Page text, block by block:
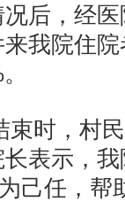
后，经
我院住
束时，村
表示，
己任，帮